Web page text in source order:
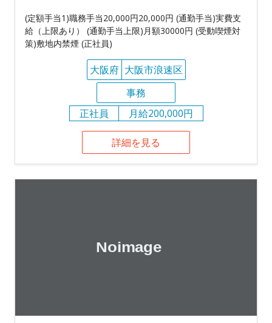
(定額手当1)職務手当20,000円20,000円 (通勤手当)実費支
給（上限あり） (通勤手当上限)月額30000円 (受動喫煙対
策)敷地内禁煙 (正社員)
大阪府 大阪市浪速区
事務
正社員
月給200,000円
詳細を見る